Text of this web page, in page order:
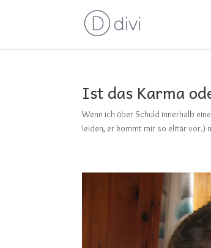
Ist das Karma
Wenn ich über Schuld innerhalb
leiden, er kommt mir so elitär vor.)